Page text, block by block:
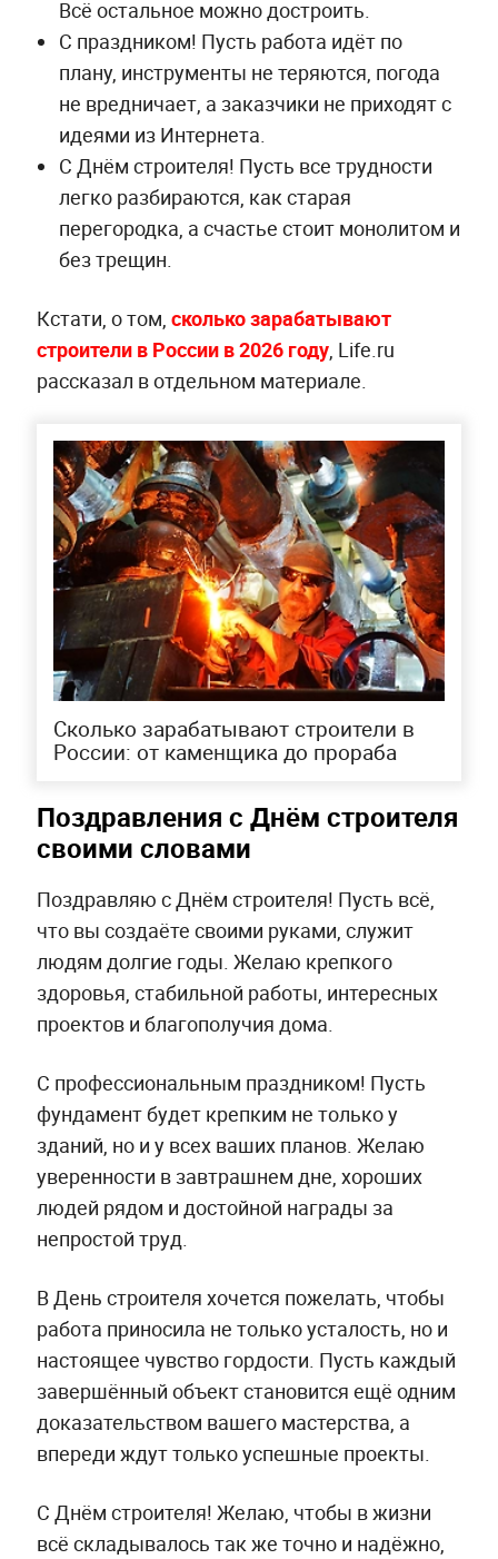
Всё остальное можно достроить.
С праздником! Пусть работа идёт по
плану, инструменты не теряются, погода
не вредничает, а заказчики не приходят с
идеями из Интернета.
С Днём строителя! Пусть все трудности
легко разбираются, как старая
перегородка, а счастье стоит монолитом и
без трещин.
Кстати, о том, сколько зарабатывают
строители в России в 2026 году, Life.ru
рассказал в отдельном материале.
Сколько зарабатывают строители в
России: от каменщика до прораба
Поздравления с Днём строителя
своими словами
Поздравляю с Днём строителя! Пусть всё,
что вы создаёте своими руками, служит
людям долгие годы. Желаю крепкого
здоровья, стабильной работы, интересных
проектов и благополучия дома.
С профессиональным праздником! Пусть
фундамент будет крепким не только у
зданий, но и у всех ваших планов. Желаю
уверенности в завтрашнем дне, хороших
людей рядом и достойной награды за
непростой труд.
В День строителя хочется пожелать, чтобы
работа приносила не только усталость, но и
настоящее чувство гордости. Пусть каждый
завершённый объект становится ещё одним
доказательством вашего мастерства, а
впереди ждут только успешные проекты.
С Днём строителя! Желаю, чтобы в жизни
всё складывалось так же точно и надёжно,